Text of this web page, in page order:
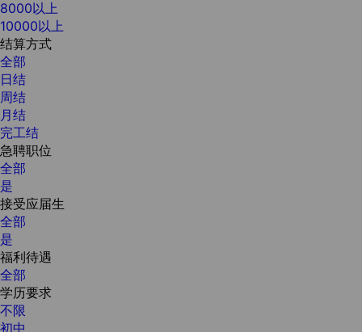
8000以上
10000以上
结算方式
全部
日结
周结
月结
完工结
急聘职位
全部
是
接受应届生
全部
是
福利待遇
全部
学历要求
不限
初中